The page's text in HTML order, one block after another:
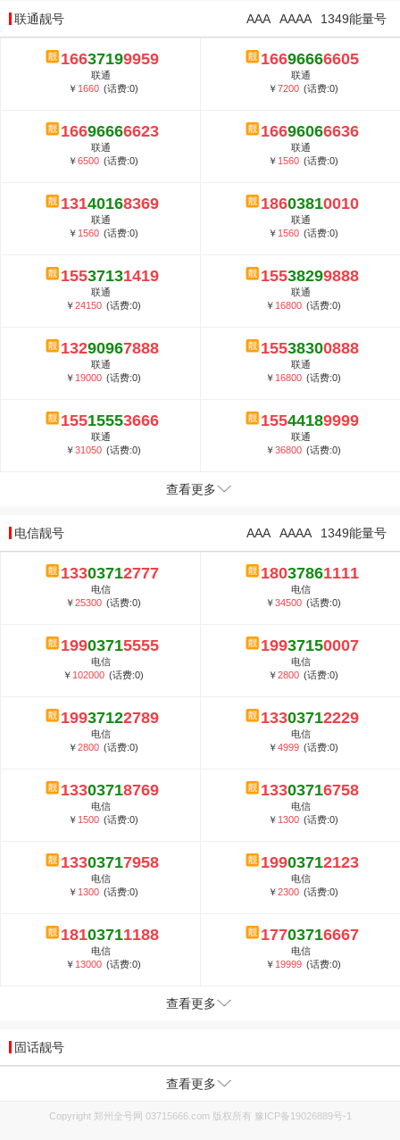
联通靓号 1349能量号
AAAA
AAA
16637199959
联通
￥ 1660 (话费:0)
16696666605
联通
￥7200 (话费:0)
16696666623
联通
￥6500 (话费:0)
16696066636
联通
￥ 1560 (话费:0)
13140168369
联通
￥ 1560 (话费:0)
18603810010
联通
￥ 1560 (话费:0)
15537131419
联通
￥24150 (话费:0)
15538299888
联通
￥ 16800 (话费:0)
13290967888
联通
￥ 19000 (话费:0)
15538300888
联通
￥ 16800 (话费:0)
15515553666
联通
￥31050 (话费:0)
15544189999
联通
￥36800 (话费:0)
查看更多
电信靓号 1349能量号
AAAA
AAA
13303712777
电信
￥25300 (话费:0)
18037861111
电信
￥34500 (话费:0)
19903715555
电信
￥ 102000 (话费:0)
19937150007
电信
￥2800 (话费:0)
19937122789
电信
￥2800 (话费:0)
13303712229
电信
￥4999 (话费:0)
13303718769
电信
￥ 1500 (话费:0)
13303716758
电信
￥ 1300 (话费:0)
13303717958
电信
￥ 1300 (话费:0)
19903712123
电信
￥2300 (话费:0)
18103711188
电信
￥ 13000 (话费:0)
17703716667
电信
￥ 19999 (话费:0)
查看更多
固话靓号
查看更多
Copyright 郑州全号网 03715666.com 版权所有 豫ICP备19026889号-1